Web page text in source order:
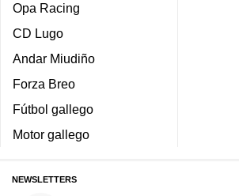
Opa Racing
CD Lugo
Andar Miudiño
Forza Breo
Fútbol gallego
Motor gallego
NEWSLETTERS